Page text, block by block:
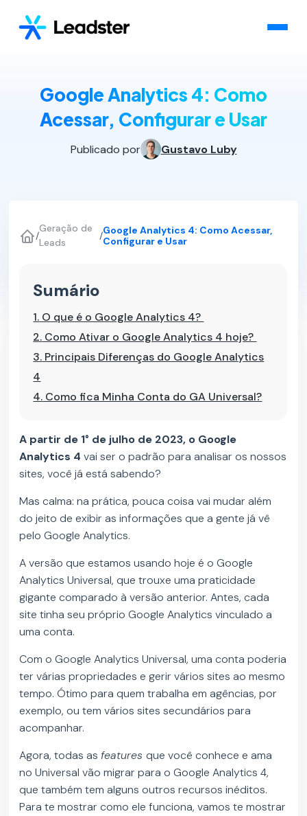
Google Analytics 4: Como
Acessar, Configurar e Usar
Publicado por Gustavo Luby
/
Geração de
Leads
/Google Analytics 4: Como Acessar,
Configurar e Usar
Sumário
1. O que é o Google Analytics 4?
2. Como Ativar o Google Analytics 4 hoje?
3. Principais Diferenças do Google Analytics
4
4. Como fica Minha Conta do GA Universal?
A partir de 1° de julho de 2023, o Google
Analytics 4 vai ser o padrão para analisar os nossos
sites, você já está sabendo?
Mas calma: na prática, pouca coisa vai mudar além
do jeito de exibir as informações que a gente já vê
pelo Google Analytics.
A versão que estamos usando hoje é o Google
Analytics Universal, que trouxe uma praticidade
gigante comparado à versão anterior. Antes, cada
site tinha seu próprio Google Analytics vinculado a
uma conta.
Com o Google Analytics Universal, uma conta poderia
ter várias propriedades e gerir vários sites ao mesmo
tempo. Ótimo para quem trabalha em agências, por
exemplo, ou tem vários sites secundários para
acompanhar.
Agora, todas as featuresque você conhece e ama
no Universal vão migrar para o Google Analytics 4,
que também tem alguns outros recursos inéditos.
Para te mostrar como ele funciona, vamos te mostrar